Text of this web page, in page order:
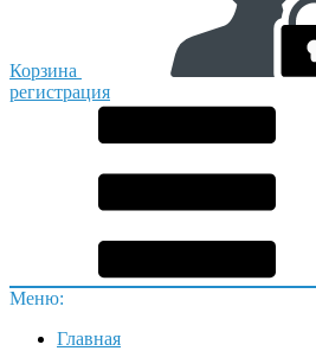
Корзина
регистрация
Меню:
Главная